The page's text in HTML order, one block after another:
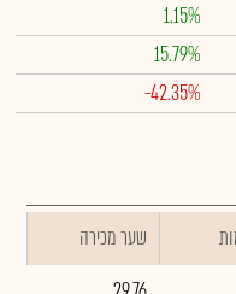
1.15%
15.79%
-42.35%
שער מכירה